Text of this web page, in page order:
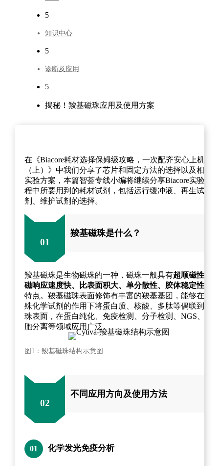
5
知识中心
5
诊断及应用
5
揭秘！羧基磁珠应用及使用方案
在《Biacore耗材选择保姆级攻略，一次配齐安心上机！
（上）》中我们分享了芯片和固定方法的选择以及相关
实验方案，本篇智荟专线小编将继续分享Biacore实验流
程中所要用到的耗材试剂，包括运行缓冲液、再生试
剂、维护试剂的选择。
01
羧基磁珠是什么？
羧基磁珠是生物磁珠的一种，磁珠一般具有超顺磁性、
磁响应速度快、比表面积大、单分散性、胶体稳定性等
特点。羧基磁珠表面修饰有丰富的羧基基团，能够在特
殊化学试剂的作用下将蛋白质、核酸、多肽等偶联到磁
珠表面，在蛋白纯化、免疫检测、分子检测、NGS、细
胞分离等领域应用广泛。
图1：羧基磁珠结构示意图
02
不同应用方向及使用方法
01 化学发光免疫分析